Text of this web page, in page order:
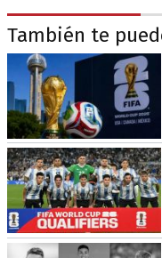
También te